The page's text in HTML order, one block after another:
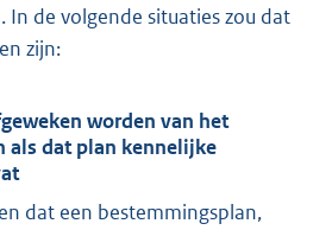
In de volgende situaties zou dat
zijn:
worden van het
als dat plan kennelijke
dat een bestemmingsplan,